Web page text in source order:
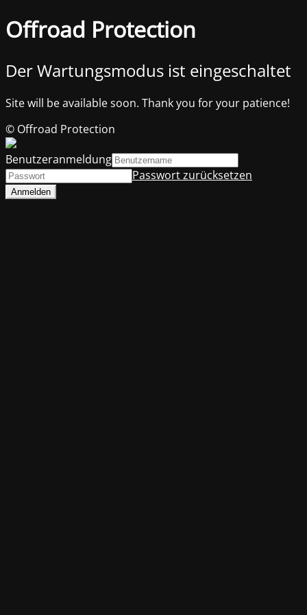
Offroad Protection
Der Wartungsmodus ist eingeschaltet
Site will be available soon. Thank you for your patience!
© Offroad Protection
Benutzeranmeldung
Passwort zurücksetzen